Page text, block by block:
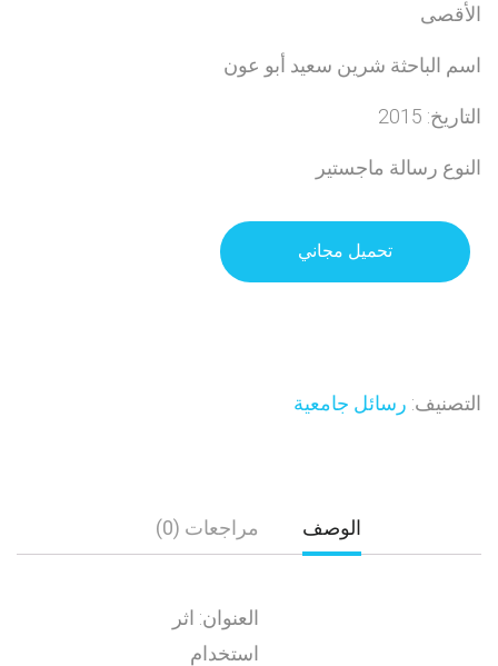
الأقصى
اسم الباحثة شرين سعيد أبو عون
التاريخ: 2015
النوع رسالة ماجستير
تحميل مجاني
التصنيف: رسائل جامعية
الوصف مراجعات (0)
العنوان: اثر
استخدام